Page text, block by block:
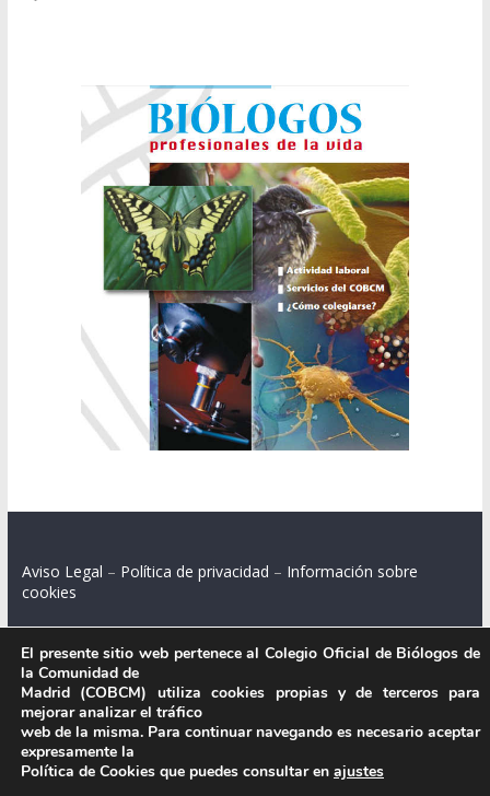
Aviso Legal – Política de privacidad – Información sobre
cookies
Colegio Oficial de Biólogos de la Comunidad de Madrid.
C/ Santa Engracia 108, 2º int.izq. 28003 Madrid.
El presente sitio web pertenece al Colegio Oficial de Biólogos de
la Comunidad de
Madrid (COBCM) utiliza cookies propias y de terceros para
mejorar analizar el tráfico
web de la misma. Para continuar navegando es necesario aceptar
expresamente la
Política de Cookies que puedes consultar en ajustes